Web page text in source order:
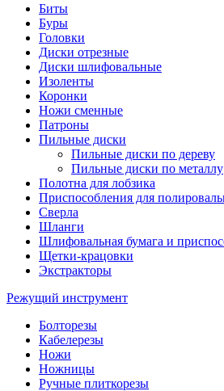
Биты
Буры
Головки
Диски отрезные
Диски шлифовальные
Изоленты
Коронки
Ножи сменные
Патроны
Пильные диски
Пильные диски по дереву
Пильные диски по металлу
Полотна для лобзика
Приспособления для
Сверла
Шланги
Шлифовальная бумага и
Щетки-крацовки
Экстракторы
Режущий инструмент
Болторезы
Кабелерезы
Ножи
Ножницы
Ручные плиткорезы